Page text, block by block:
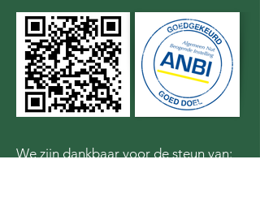
We zijn dankbaar voor de steun van: